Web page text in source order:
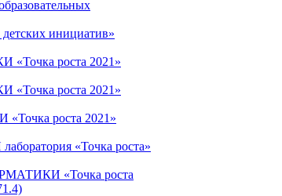
инициатив»
«Точка роста 2021»
«Точка роста 2021»
роста 2021»
«Точка роста»
«Точка роста